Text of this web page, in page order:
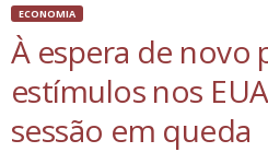
ECONOMIA
À espera de novo
estímulos nos
sessão em queda